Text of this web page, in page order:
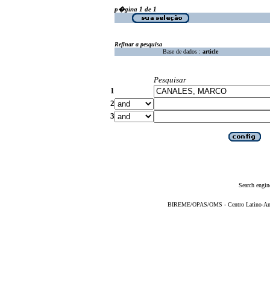
p�gina 1 de 1
Refinar a pesquisa
Base de dados : article
Pesquisar
1
2
3
Search
BIREME/OPAS/OMS - Centro Latino-